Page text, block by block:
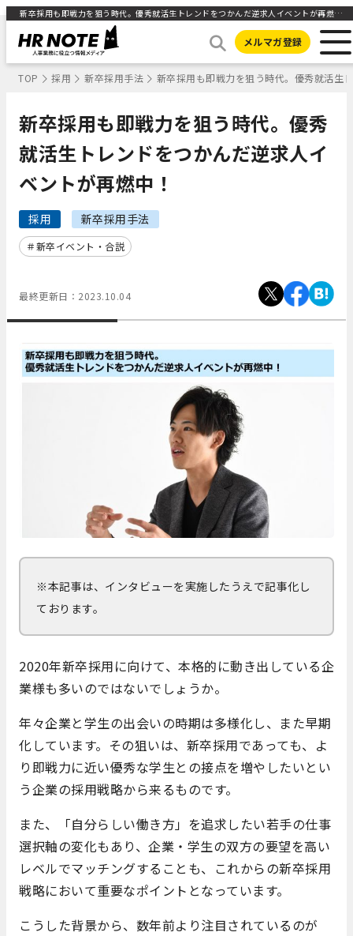
新卒採用も即戦力を狙う時代。優秀就活生トレンドをつかんだ逆求人イベントが再燃中！ | | 人事部から企業成長を応援するメディアHR NOTE
メルマガ登録
TOP 採用 新卒採用手法 新卒採用も即戦力を狙う時代。優秀就活生
新卒採用も即戦力を狙う時代。優秀
就活生トレンドをつかんだ逆求人イ
ベントが再燃中！
採用 新卒採用手法
新卒イベント・合説
最終更新日： 2023.10.04
※本記事は、インタビューを実施したうえで記事化し
ております。
2020年新卒採用に向けて、本格的に動き出している企
業様も多いのではないでしょうか。
年々企業と学生の出会いの時期は多様化し、また早期
化しています。その狙いは、新卒採用であっても、よ
り即戦力に近い優秀な学生との接点を増やしたいとい
う企業の採用戦略から来るものです。
また、「自分らしい働き方」を追求したい若手の仕事
選択軸の変化もあり、企業・学生の双方の要望を高い
レベルでマッチングすることも、これからの新卒採用
戦略において重要なポイントとなっています。
こうした背景から、数年前より注目されているのが